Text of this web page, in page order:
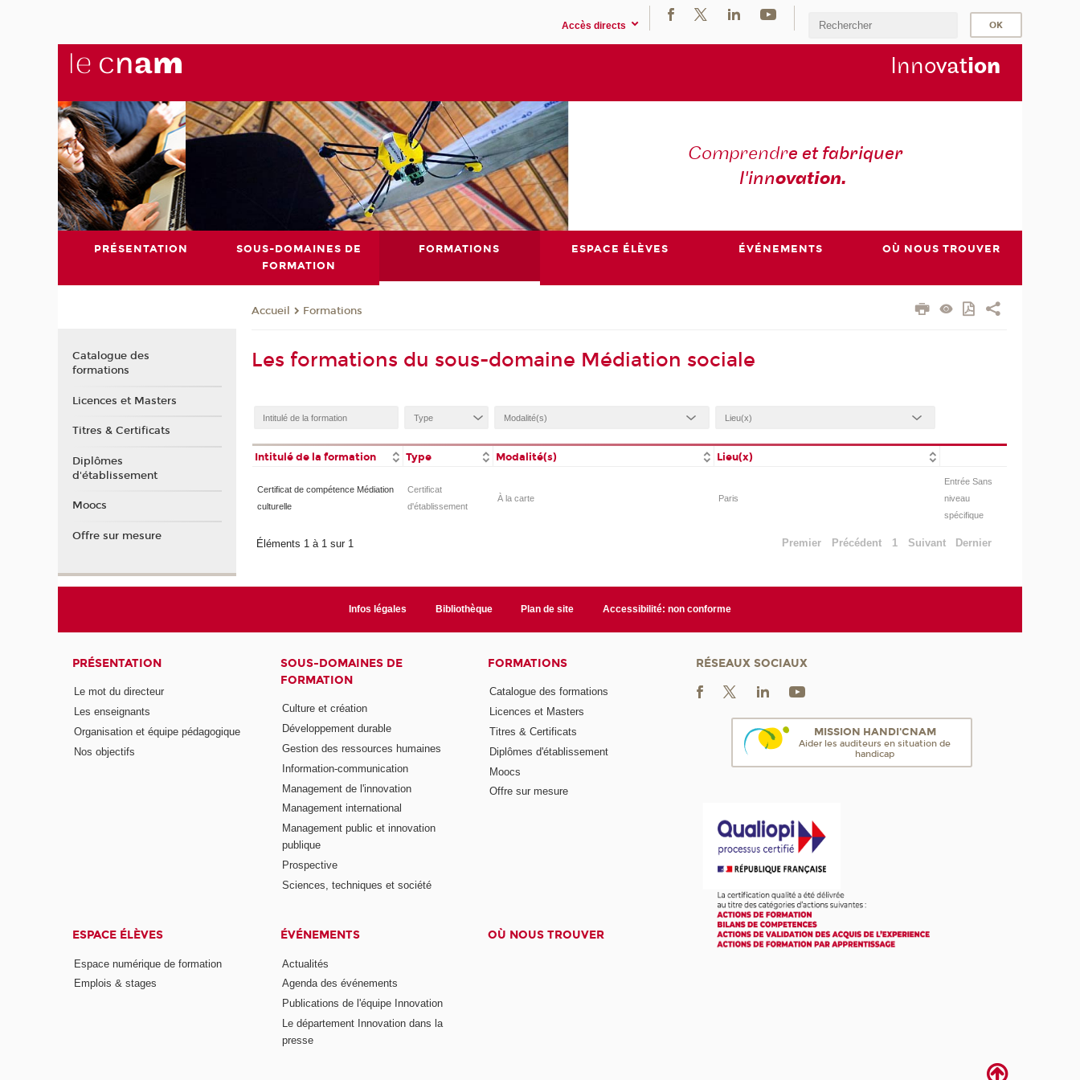
Accès directs
Innovation
Comprendre et fabriquer
l'innovation.
PRÉSENTATION
SOUS-DOMAINES DE
FORMATION
FORMATIONS ESPACE ÉLÈVES ÉVÉNEMENTS OÙ NOUS TROUVER
Accueil Formations
Les formations du sous-domaine Médiation sociale
Intitulé de la formation Type Modalité(s) Lieu(x)
Certificat de compétence Médiation
culturelle
Certificat
d'établissement
À la carte Paris
Entrée Sans
niveau
spécifique
Éléments 1 à 1 sur 1 Premier Précédent 1 Suivant Dernier
Catalogue des
formations
Licences et Masters
Titres & Certificats
Diplômes
d'établissement
Moocs
Offre sur mesure
Infos légales Bibliothèque Plan de site Accessibilité: non conforme
PRÉSENTATION
Le mot du directeur
Les enseignants
Organisation et équipe pédagogique
Nos objectifs
SOUS-DOMAINES DE
FORMATION
Culture et création
Développement durable
Gestion des ressources humaines
Information-communication
Management de l'innovation
Management international
Management public et innovation
publique
Prospective
Sciences, techniques et société
FORMATIONS
Catalogue des formations
Licences et Masters
Titres & Certificats
Diplômes d'établissement
Moocs
Offre sur mesure
ESPACE ÉLÈVES
Espace numérique de formation
Emplois & stages
ÉVÉNEMENTS
Actualités
Agenda des événements
Publications de l'équipe Innovation
Le département Innovation dans la
presse
OÙ NOUS TROUVER
RÉSEAUX SOCIAUX
MISSION HANDI'CNAM
Aider les auditeurs en situation de
handicap